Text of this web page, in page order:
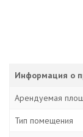
Информация о
Арендуемая
Тип помещения